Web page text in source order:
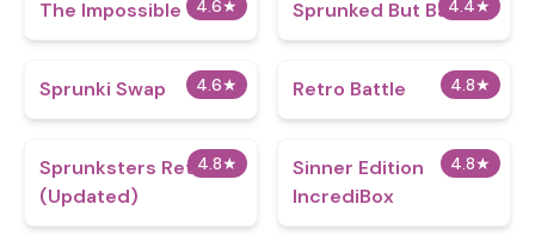
4.6★
The Impossible Quiz 4.4★
Sprunked But Babies
4.6★
Sprunki Swap 4.8★
Retro Battle
4.8★
Sprunksters Retake
(Updated)
4.8★
Sinner Edition
IncrediBox